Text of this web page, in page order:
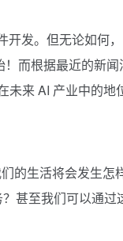
发。但无论如何，
而根据最近的新闻
来 AI 产业中的地
的生活将会发生怎
甚至我们可以通过